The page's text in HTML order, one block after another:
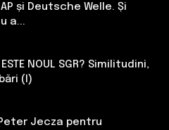
și Deutsche Welle. Și
a...
ESTE NOUL SGR? Similitudini,
(I)
Jecza pentru